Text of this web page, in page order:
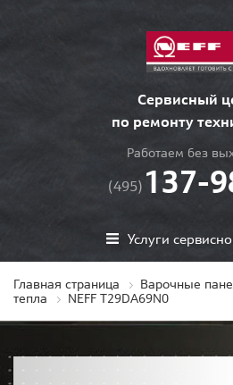
Сервисный
по ремонту
Работаем без
(495) 137-
Услуги
Главная страница Варочные
тепла
NEFF T29DA69N0